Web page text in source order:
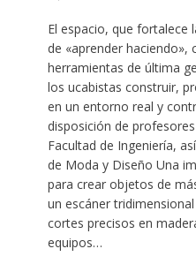
El espacio, que fortalece
de «aprender haciendo»,
herramientas de última
los ucabistas construir,
en un entorno real y
disposición de
Facultad de Ingeniería,
de Moda y Diseño Una
para crear objetos de
un escáner
cortes precisos en
equipos…